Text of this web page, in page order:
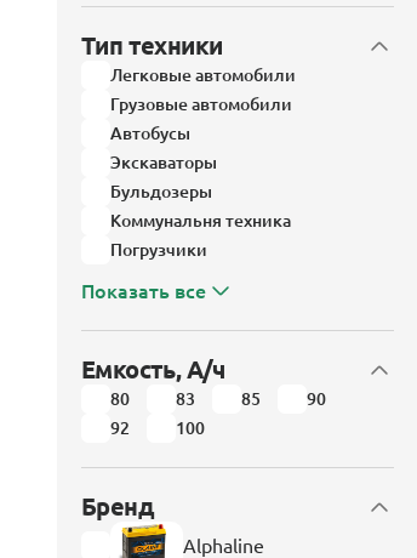
Тип техники
Легковые автомобили
Грузовые автомобили
Автобусы
Экскаваторы
Бульдозеры
Коммунальня техника
Погрузчики
Показать все
Емкость, А/ч
80 83 85
90
92
100
Бренд
Alphaline